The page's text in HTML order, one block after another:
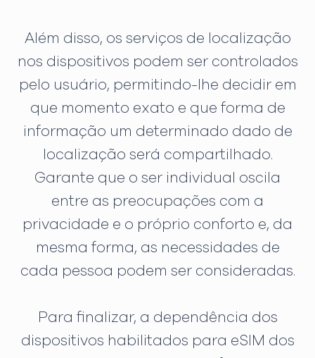
Além disso, os serviços de localização
nos dispositivos podem ser controlados
pelo usuário, permitindo-lhe decidir em
que momento exato e que forma de
informação um determinado dado de
localização será compartilhado.
Garante que o ser individual oscila
entre as preocupações com a
privacidade e o próprio conforto e, da
mesma forma, as necessidades de
cada pessoa podem ser consideradas.
Para finalizar, a dependência dos
dispositivos habilitados para eSIM dos